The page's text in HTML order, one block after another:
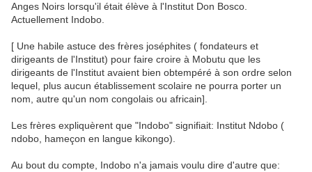
Anges Noirs lorsqu'il était élève à l'Institut Don Bosco.
Actuellement Indobo.
[ Une habile astuce des frères joséphites ( fondateurs et
dirigeants de l'Institut) pour faire croire à Mobutu que les
dirigeants de l'Institut avaient bien obtempéré à son ordre selon
lequel, plus aucun établissement scolaire ne pourra porter un
nom, autre qu'un nom congolais ou africain].
Les frères expliquèrent que "Indobo" signifiait: Institut Ndobo (
ndobo, hameçon en langue kikongo).
Au bout du compte, Indobo n'a jamais voulu dire d'autre que: